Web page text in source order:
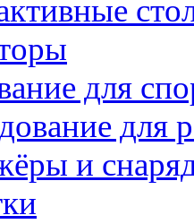
для
для
и